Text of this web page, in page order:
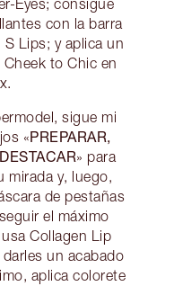
Eyes; consigue
con la barra
Lips; y aplica un
to Chic en
sigue mi
«PREPARAR,
DESTACAR» para
mirada y, luego,
de pestañas
el máximo
Collagen Lip
un acabado
aplica colorete